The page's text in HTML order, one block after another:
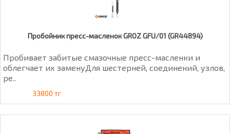
Пробойник пресс-масленок GROZ GFU/01 (GR44894)
Пробивает забитые смазочные пресс-масленки и
облегчает их заменуДля шестерней, соединений, узлов,
ре..
33800 тг